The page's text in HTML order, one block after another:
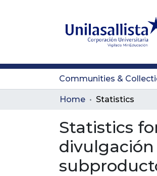
Communities &
Home Statistics
Statistics
divulgación